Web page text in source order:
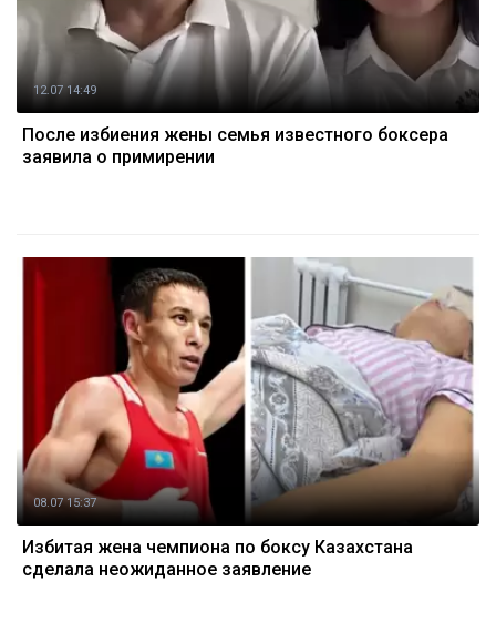
12.07 14:49
После избиения жены семья известного боксера
заявила о примирении
08.07 15:37
Избитая жена чемпиона по боксу Казахстана
сделала неожиданное заявление